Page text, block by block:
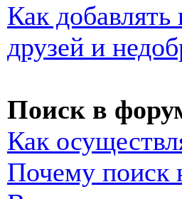
Как добавлять
друзей и
Поиск в
Как
Почему поиск